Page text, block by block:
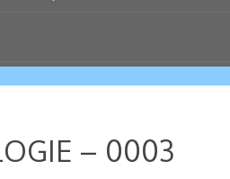
– 0003